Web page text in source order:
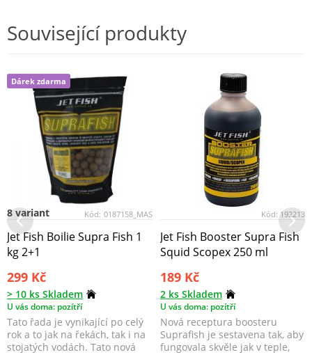
Související produkty
Dárek zdarma
Kód: 0187158_MAS
8 variant
Jet Fish Boilie Supra Fish 1
kg 2+1
299 Kč
> 10 ks Skladem
U vás doma: pozítří
Tato řada je vynikající po celý
rok a to jak na řekách, tak i na
stojatých vodách. Tato nová
Kód: 192213
Jet Fish Booster Supra Fish
Squid Scopex 250 ml
189 Kč
2 ks Skladem
U vás doma: pozítří
Nová receptura boosteru
Suprafish je sestavena tak, aby
fungovala skvěle jak v teple,